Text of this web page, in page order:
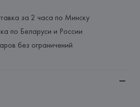
за 2 часа по Минску
по Беларуси и России
без ограничений